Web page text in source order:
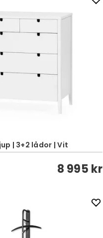
| 3+2 lådor | Vit
8 995 kr